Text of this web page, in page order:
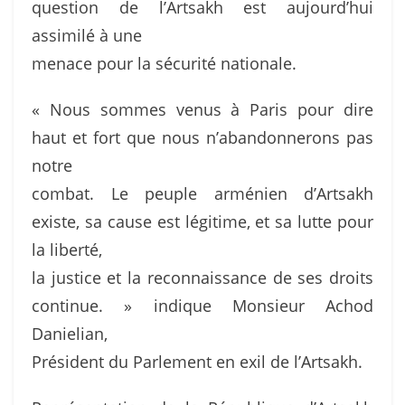
question de l’Artsakh est aujourd’hui
assimilé à une
menace pour la sécurité nationale.
« Nous sommes venus à Paris pour dire
haut et fort que nous n’abandonnerons pas
notre
combat. Le peuple arménien d’Artsakh
existe, sa cause est légitime, et sa lutte pour
la liberté,
la justice et la reconnaissance de ses droits
continue. » indique Monsieur Achod
Danielian,
Président du Parlement en exil de l’Artsakh.